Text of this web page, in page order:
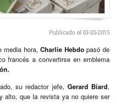
Publicado el 03-05-2015
media hora, Charlie Hebdopasó de
francés a convertirse en emblema
su redactor jefe, Gerard Biard,
alto, que la revista ya no quiere ser